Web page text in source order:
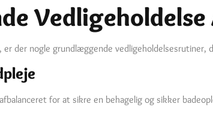
der nogle grundlæggende vedligeholdelsesrutiner,
for at sikre en behagelig og sikker